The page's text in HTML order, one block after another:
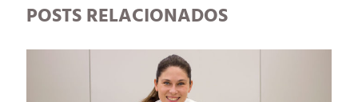
POSTS RELACIONADOS